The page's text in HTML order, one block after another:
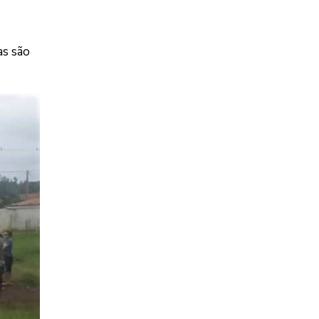
são